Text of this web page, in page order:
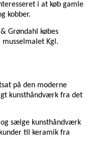
i at køb gamle
kobber.
Grøndahl købes
Kgl.
på den moderne
kunsthåndværk fra det
sælge kunsthåndværk
til keramik fra